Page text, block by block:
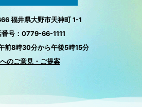
福井県大野市天神町 1-1
番号：0779-66-1111
前8時30分から午後5時15分
のご意見・ご提案